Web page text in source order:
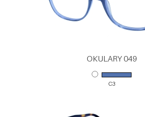
OKULARY 049
C3